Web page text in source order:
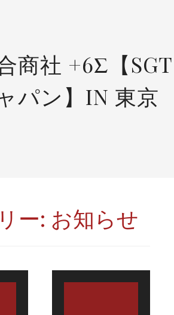
商社 +6Σ【SGT
パン】IN 東京
ー: お知らせ